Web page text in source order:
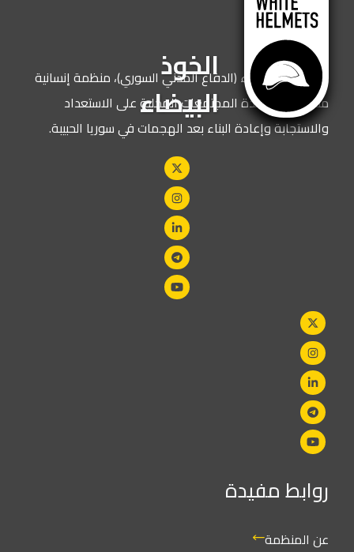
الخوذ
البيضاء
نحن الخوذ البيضاء (الدفاع المدني السوري)، منظمة إنسانية
مكرسة لمساعدة المجتمعات المحلية على الاستعداد
والاستجابة وإعادة البناء بعد الهجمات في سوريا الحبيبة.
روابط مفيدة
عن المنظمة